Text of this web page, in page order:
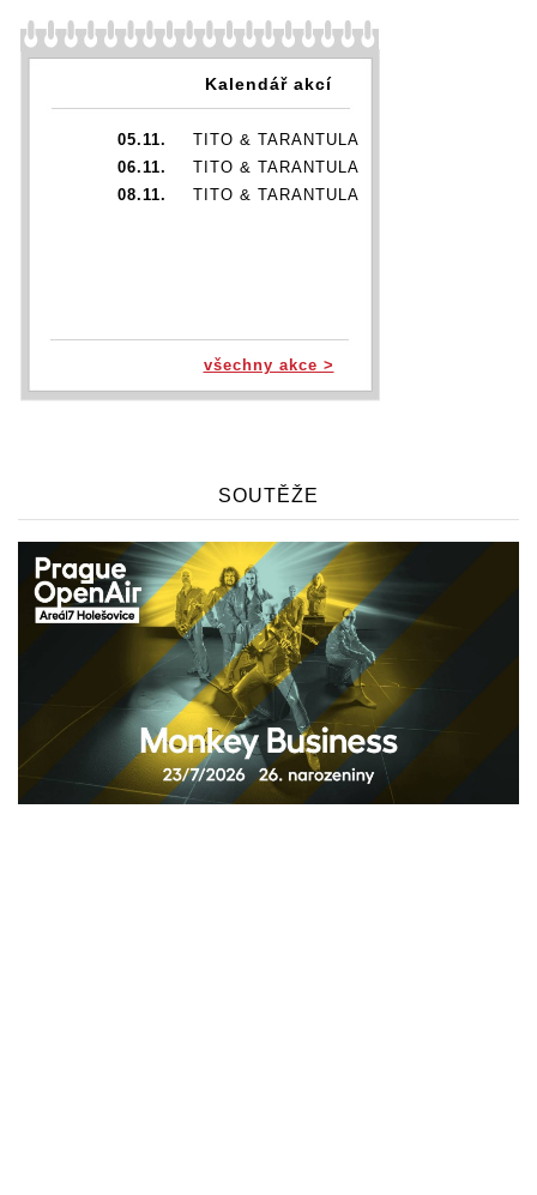
Kalendář akcí
05.11.
TITO & TARANTULA
06.11.
TITO & TARANTULA
08.11.
TITO & TARANTULA
všechny akce >
SOUTĚŽE